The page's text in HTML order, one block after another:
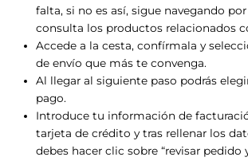
falta, si no es así, sigue navegando
consulta los productos relacionados
Accede a la cesta, confírmala y
de envío que más te convenga.
Al llegar al siguiente paso podrás
pago.
Introduce tu información de
tarjeta de crédito y tras rellenar los
debes hacer clic sobre “revisar pedido